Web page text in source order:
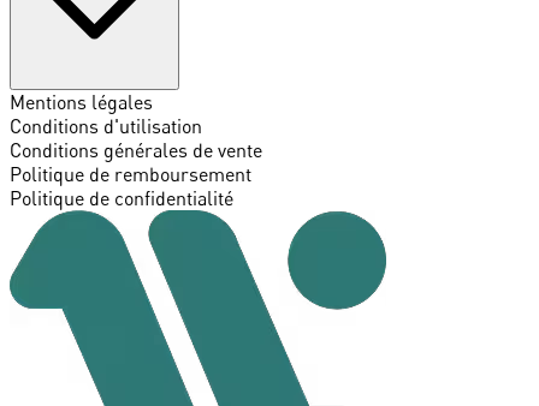
Mentions légales
Conditions d'utilisation
Conditions générales de vente
Politique de remboursement
Politique de confidentialité